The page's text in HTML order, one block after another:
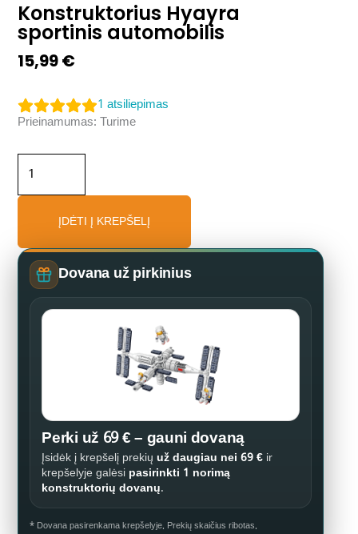
Konstruktorius Hyayra
sportinis automobilis
15,99€
1 atsiliepimas
Prieinamumas: Turime
produkto
Konstruktorius
Hyayra
sportinis
automobilisĮDĖTI Į KREPŠELĮ
Dovana už pirkinius
Perki už 69 € – gauni dovaną
Įsidėk į krepšelį prekiųuž daugiau nei 69 € ir
krepšelyje galėsi pasirinkti 1 norimą
konstruktorių dovanų.
* Dovana pasirenkama krepšelyje. Prekių skaičius ribotas.